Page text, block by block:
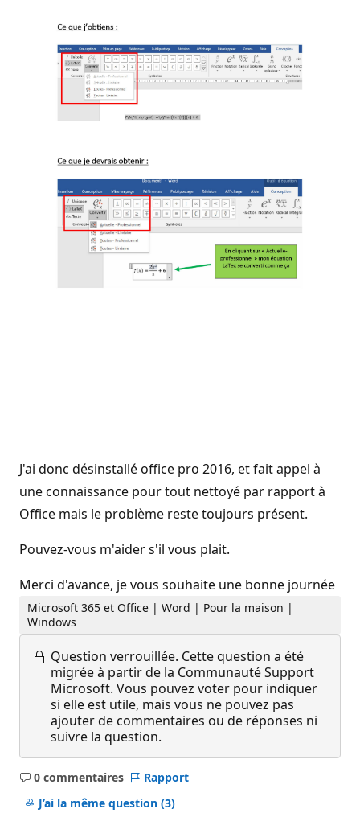
J'ai donc désinstallé office pro 2016, et fait appel à
une connaissance pour tout nettoyé par rapport à
Office mais le problème reste toujours présent.
Pouvez-vous m'aider s'il vous plait.
Merci d'avance, je vous souhaite une bonne journée
Microsoft 365 et Office | Word | Pour la maison |
Windows
Question verrouillée. Cette question a été
migrée à partir de la Communauté Support
Microsoft. Vous pouvez voter pour indiquer
si elle est utile, mais vous ne pouvez pas
ajouter de commentaires ou de réponses ni
suivre la question.
0 commentaires
Aucun
commentaire
Rapport
J’ai la même question (3)